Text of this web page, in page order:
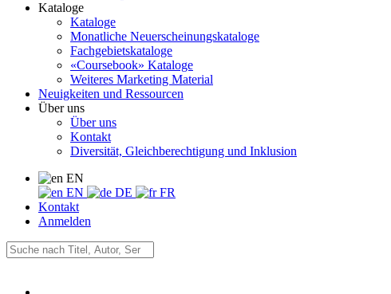
Kataloge
Kataloge
Monatliche Neuerscheinungskataloge
Fachgebietskataloge
«Coursebook» Kataloge
Weiteres Marketing Material
Neuigkeiten und Ressourcen
Über uns
Über uns
Kontakt
Diversität, Gleichberechtigung und Inklusion
EN
EN
DE
FR
Kontakt
Anmelden